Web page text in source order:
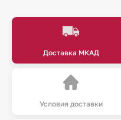
Доставка МКАД
Условия доставки